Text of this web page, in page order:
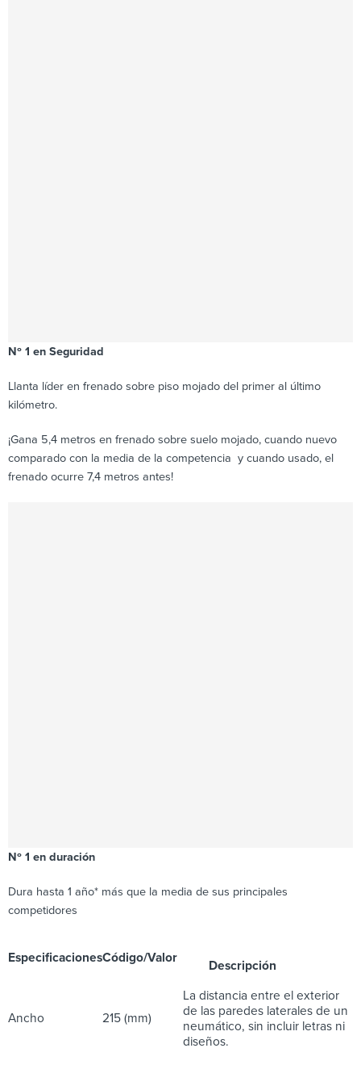
Nº 1 en Seguridad
Llanta líder en frenado sobre piso mojado del primer al último
kilómetro.
¡Gana 5,4 metros en frenado sobre suelo mojado, cuando nuevo
comparado con la media de la competencia y cuando usado, el
frenado ocurre 7,4 metros antes!
Nº 1 en duración
Dura hasta 1 año* más que la media de sus principales
competidores
EspecificacionesCódigo/Valor
Descripción
Ancho 215 (mm)
La distancia entre el exterior
de las paredes laterales de un
neumático, sin incluir letras ni
diseños.